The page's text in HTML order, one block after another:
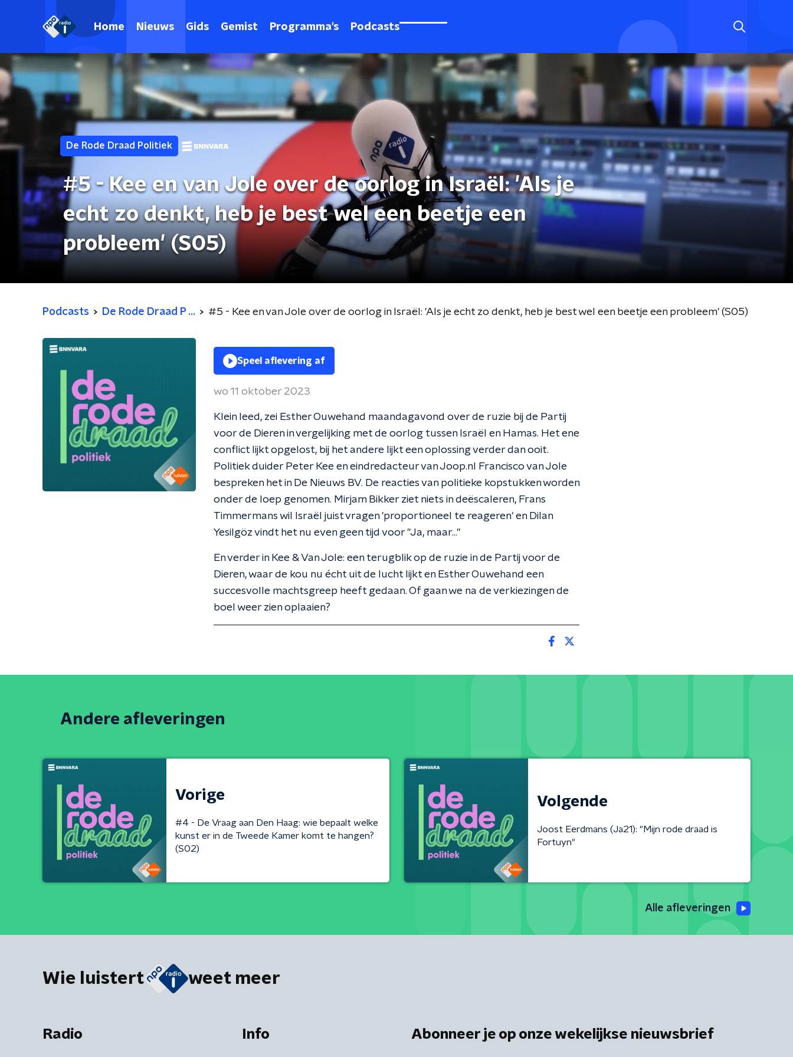
Home Nieuws Gids Gemist Programma's Podcasts
De Rode Draad Politiek
#5 - Kee en van Jole over de oorlog in Israël: 'Als je
echt zo denkt, heb je best wel een beetje een
probleem' (S05)
Podcasts De Rode Draad P ... #5 - Kee en van Jole over de oorlog in Israël: 'Als je echt zo denkt, heb je best wel een beetje een probleem' (S05)
Speel aflevering af
wo 11 oktober 2023
Klein leed, zei Esther Ouwehand maandagavond over de ruzie bij de Partij
voor de Dieren in vergelijking met de oorlog tussen Israël en Hamas. Het ene
conflict lijkt opgelost, bij het andere lijkt een oplossing verder dan ooit.
Politiek duider Peter Kee en eindredacteur van Joop.nl Francisco van Jole
bespreken het in De Nieuws BV. De reacties van politieke kopstukken worden
onder de loep genomen. Mirjam Bikker ziet niets in deëscaleren, Frans
Timmermans wil Israël juist vragen 'proportioneel te reageren' en Dilan
Yesilgöz vindt het nu even geen tijd voor "Ja, maar..."
En verder in Kee & Van Jole: een terugblik op de ruzie in de Partij voor de
Dieren, waar de kou nu écht uit de lucht lijkt en Esther Ouwehand een
succesvolle machtsgreep heeft gedaan. Of gaan we na de verkiezingen de
boel weer zien oplaaien?
Andere afleveringen
Vorige
#4 - De Vraag aan Den Haag: wie bepaalt welke
kunst er in de Tweede Kamer komt te hangen?
(S02)
Volgende
Joost Eerdmans (Ja21): "Mijn rode draad is
Fortuyn"
Alle afleveringen
Wie luistert weet meer
Radio Info Abonneer je op onze wekelijkse nieuwsbrief